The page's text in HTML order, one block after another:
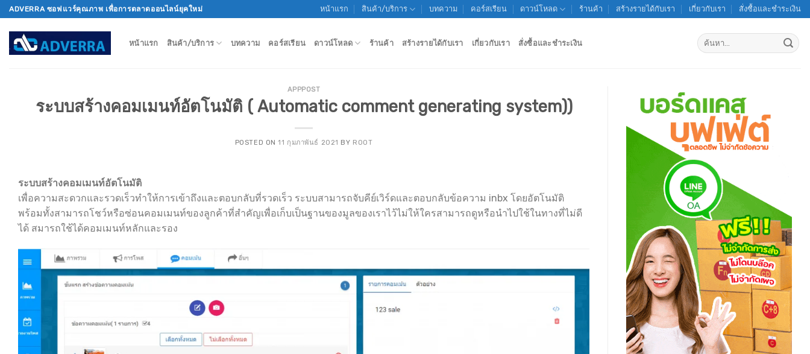
Skip
to
content
ADVERRA ซอฟแวร์คุณภาพ เพื่อการตลาดออนไลน์ยุคใหม่ หน้าแรก สินค้า/บริการ บทความ คอร์สเรียน ดาวน์โหลด ร้านค้า สร้างรายได้กับเรา เกี่ยวกับเรา สั่งซื้อและชำระเงิน
หน้าแรก สินค้า/บริการ บทความ คอร์สเรียน ดาวน์โหลด ร้านค้า สร้างรายได้กับเรา เกี่ยวกับเรา สั่งซื้อและชำระเงิน
ค้นหา:
APPPOST
ระบบสร้างคอมเมนท์อัตโนมัติ ( Automatic comment generating system))
POSTED ON11 กุมภาพันธ์ 2021 BY ROOT
ระบบสร้างคอมเมนท์อัตโนมัติ
เพื่อความสะดวกและรวดเร็วทำให้การเข้าถึงและตอบกลับที่รวดเร็ว ระบบสามารถจับคีย์เวิร์ดและตอบกลับข้อความ inbx โดยอัตโนมัติ
พร้อมทั้งสามารถโชว์หรือซ่อนคอมเมนท์ของลูกค้าที่สำคัญเพื่อเก็บเป็นฐานของมูลของเราไว้ไม่ให้ใครสามารถดูหรือนำไปใช้ในทางที่ไม่ดี
ได้ สมารถใช้ได้คอมเมนท์หลักและรอง